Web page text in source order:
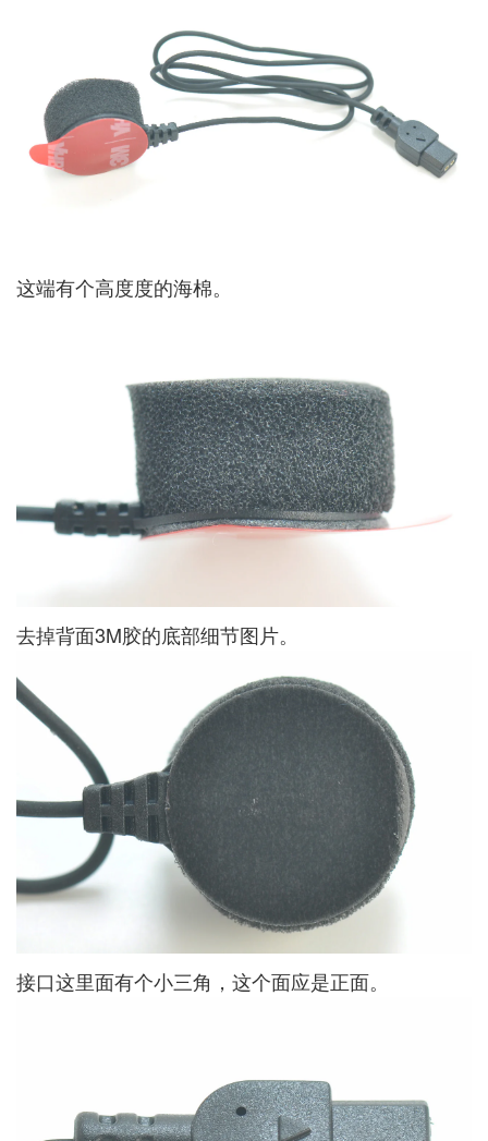
这端有个高度度的海棉。
去掉背面3M胶的底部细节图片。
接口这里面有个小三角，这个面应是正面。